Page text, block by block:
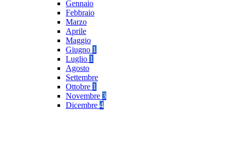
Gennaio
Febbraio
Marzo
Aprile
Maggio
Giugno 1
Luglio 1
Agosto
Settembre
Ottobre 1
Novembre 3
Dicembre 4